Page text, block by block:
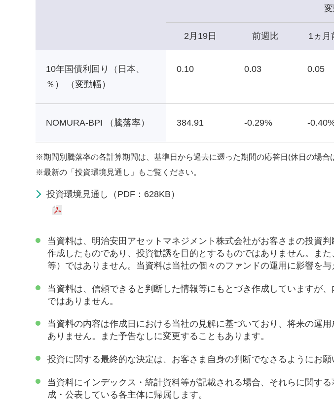
2月19日 前週比 1ヵ月
10年国債利回り（日本、
％） （変動幅）
0.10 0.03 0.05
NOMURA-BPI （騰落率） 384.91 -0.29% -
※期間別騰落率の各計算期間は、基準日から過去に遡った期間の応答日(休日の場合
※最新の「投資環境見通し」もご覧ください。
投資環境見通し（PDF：628KB）
当資料は、明治安田アセットマネジメント株式会社がお客さまの投資
作成したものであり、投資勧誘を目的とするものではありません。ま
等）ではありません。当資料は当社の個々のファンドの運用に影響を与
当資料は、信頼できると判断した情報等にもとづき作成していますが
ではありません。
当資料の内容は作成日における当社の見解に基づいており、将来の運
ありません。また予告なしに変更することもあります。
投資に関する最終的な決定は、お客さま自身の判断でなさるようにお願
当資料にインデックス・統計資料等が記載される場合、それらに関す
成・公表している各主体に帰属します。